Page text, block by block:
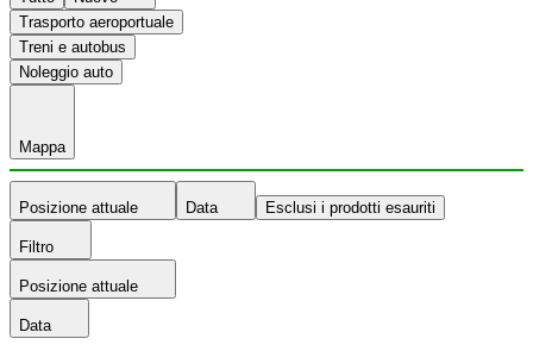
Trasporto aeroportuale
Treni e autobus
Noleggio auto
Mappa
Posizione attuale Data Esclusi i prodotti esauriti
Filtro
Posizione attuale
Data